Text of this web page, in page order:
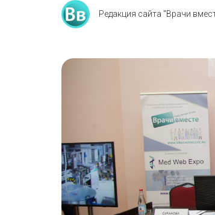
Редакция сайта "Врачи